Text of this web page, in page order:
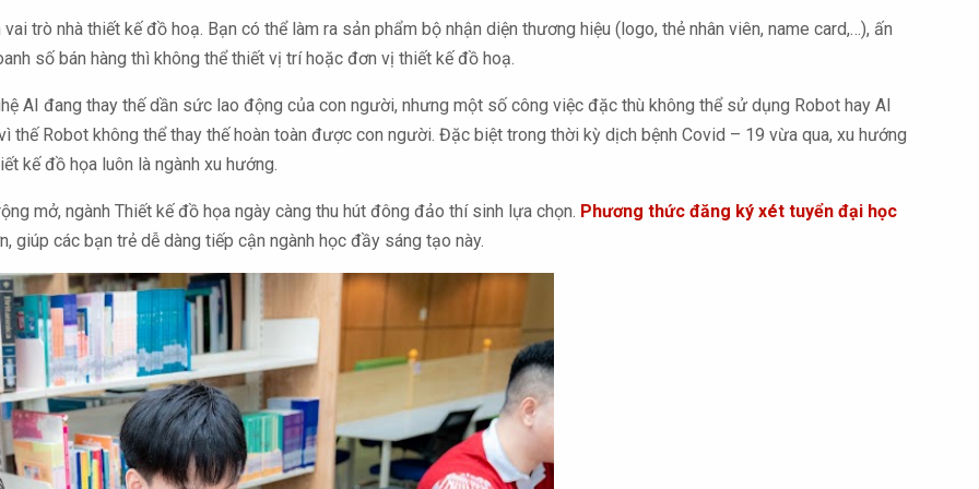
trò nhà thiết kế đồ hoạ. Bạn có thể làm ra sản phẩm bộ nhận diện thương hiệu (logo, thẻ nhân viên, name card,…), ấn
số bán hàng thì không thể thiết vị trí hoặc đơn vị thiết kế đồ hoạ.
AI đang thay thế dần sức lao động của con người, nhưng một số công việc đặc thù không thể sử dụng Robot hay AI
Robot không thể thay thế hoàn toàn được con người. Đặc biệt trong thời kỳ dịch bệnh Covid – 19 vừa qua, xu hướng
kế đồ họa luôn là ngành xu hướng.
mở, ngành Thiết kế đồ họa ngày càng thu hút đông đảo thí sinh lựa chọn. Phương thức đăng ký xét tuyển đại học
các bạn trẻ dễ dàng tiếp cận ngành học đầy sáng tạo này.